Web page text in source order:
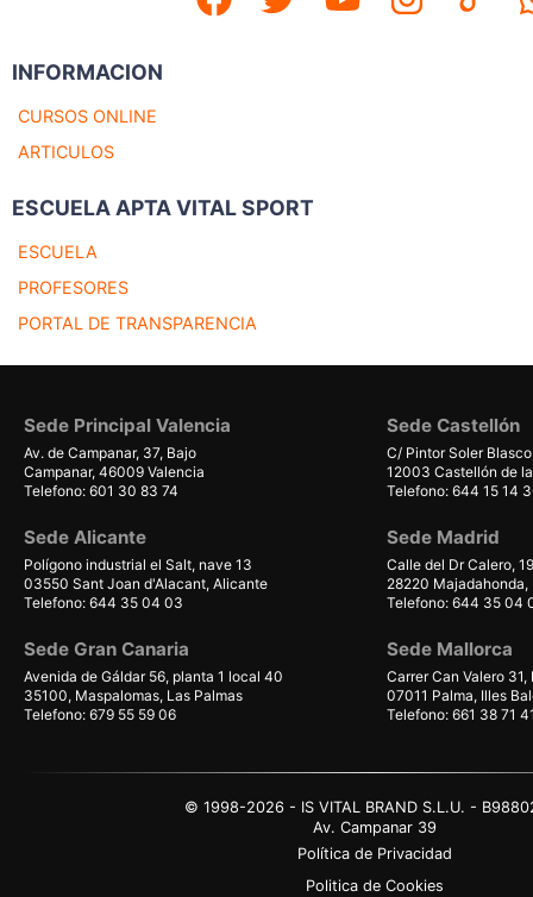
INFORMACION
CURSOS ONLINE
ARTICULOS
ESCUELA APTA VITAL SPORT
ESCUELA
PROFESORES
PORTAL DE TRANSPARENCIA
Sede Principal Valencia
Av. de Campanar, 37, Bajo
Campanar, 46009 Valencia
Telefono: 601 30 83 74
Sede Castellón
C/ Pintor Soler
12003 Castellón de
Telefono: 644 15 14
Sede Alicante
Polígono industrial el Salt, nave 13
03550 Sant Joan d'Alacant, Alicante
Telefono: 644 35 04 03
Sede Madrid
Calle del Dr Calero, 19
28220 Majadahonda,
Telefono: 644 35 04
Sede Gran Canaria
Avenida de Gáldar 56, planta 1 local 40
35100, Maspalomas, Las Palmas
Telefono: 679 55 59 06
Sede Mallorca
Carrer Can Valero
07011 Palma, Illes
Telefono: 661 38 71
© 1998-2026 - IS VITAL BRAND S.L.U. -
Av. Campanar 39
Política de Privacidad
Politica de Cookies